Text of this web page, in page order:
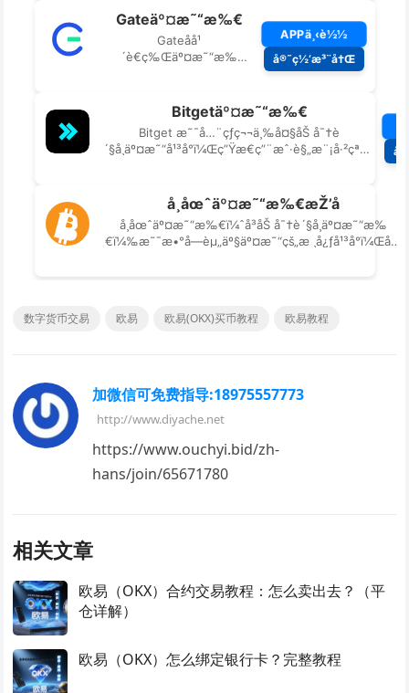
数字货币交易 欧易 欧易(OKX)买币教程 欧易教程
加微信可免费指导:18975557773
http://www.diyache.net
https://www.ouchyi.bid/zh-
hans/join/65671780
相关文章
欧易（OKX）合约交易教程：怎么卖出去？（平
仓详解）
欧易（OKX）怎么绑定银行卡？完整教程